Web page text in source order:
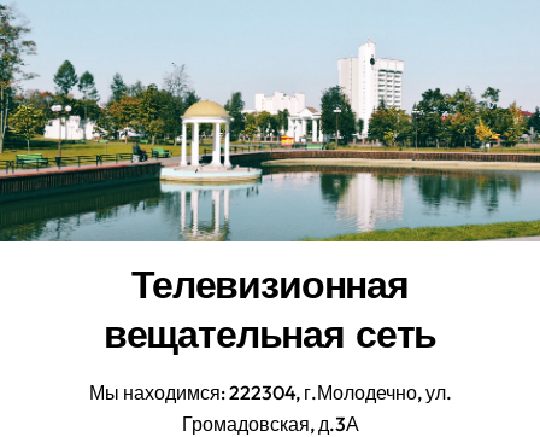
Перейти
к
содержанию
Телевизионная
вещательная сеть
Мы находимся: 222304, г.Молодечно, ул.
Громадовская, д.3А